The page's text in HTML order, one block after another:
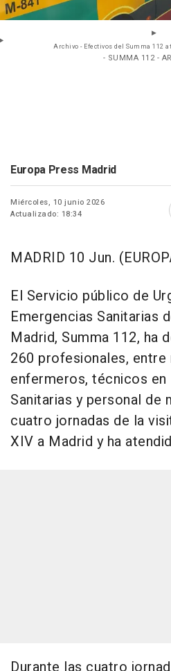
Archivo - Efectivos del Summa 112
- SUMMA 112 -
Europa Press Madrid
Miércoles, 10 junio 2026
Actualizado: 18:34
MADRID 10 Jun.
El Servicio público de
Emergencias Sanitarias
Madrid, Summa 112, ha
260 profesionales, entre
enfermeros, técnicos en
Sanitarias y personal de
cuatro jornadas de la
XIV a Madrid y ha